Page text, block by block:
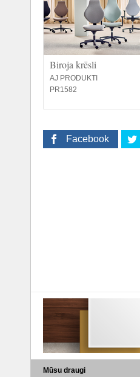
Biroja krēsli
AJ PRODUKTI
PR1582
Facebook
Mūsu draugi